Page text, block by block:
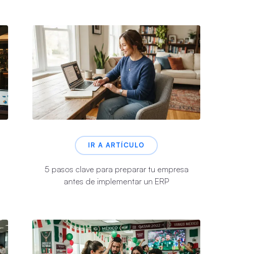
IR A ARTÍCULO
5 pasos clave para preparar tu empresa
antes de implementar un ERP